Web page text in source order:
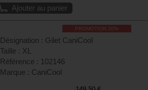
Ajouter au panier
PROMOTION 20%
Désignation : Gilet CaniCool
Taille : XL
Référence : 102146
Marque : CaniCool